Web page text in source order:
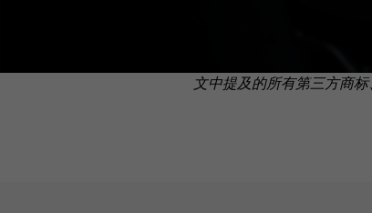
文中提及的所有第三方商